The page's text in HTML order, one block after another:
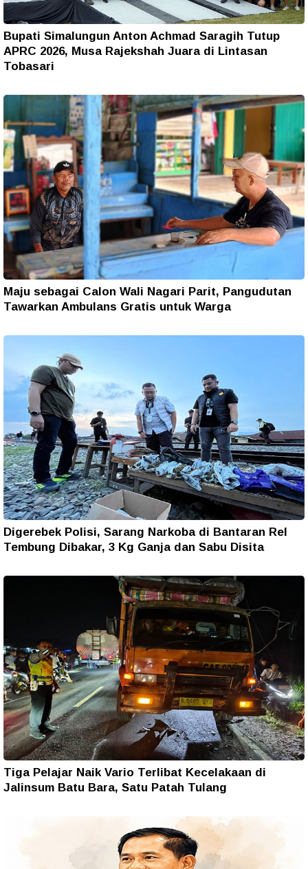
Bupati Simalungun Anton Achmad Saragih Tutup
APRC 2026, Musa Rajekshah Juara di Lintasan
Tobasari
Maju sebagai Calon Wali Nagari Parit, Pangudutan
Tawarkan Ambulans Gratis untuk Warga
Digerebek Polisi, Sarang Narkoba di Bantaran Rel
Tembung Dibakar, 3 Kg Ganja dan Sabu Disita
Tiga Pelajar Naik Vario Terlibat Kecelakaan di
Jalinsum Batu Bara, Satu Patah Tulang